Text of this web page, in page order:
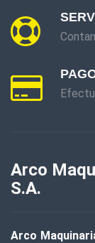
ARCO
EL
Arco
S.A.
Arco